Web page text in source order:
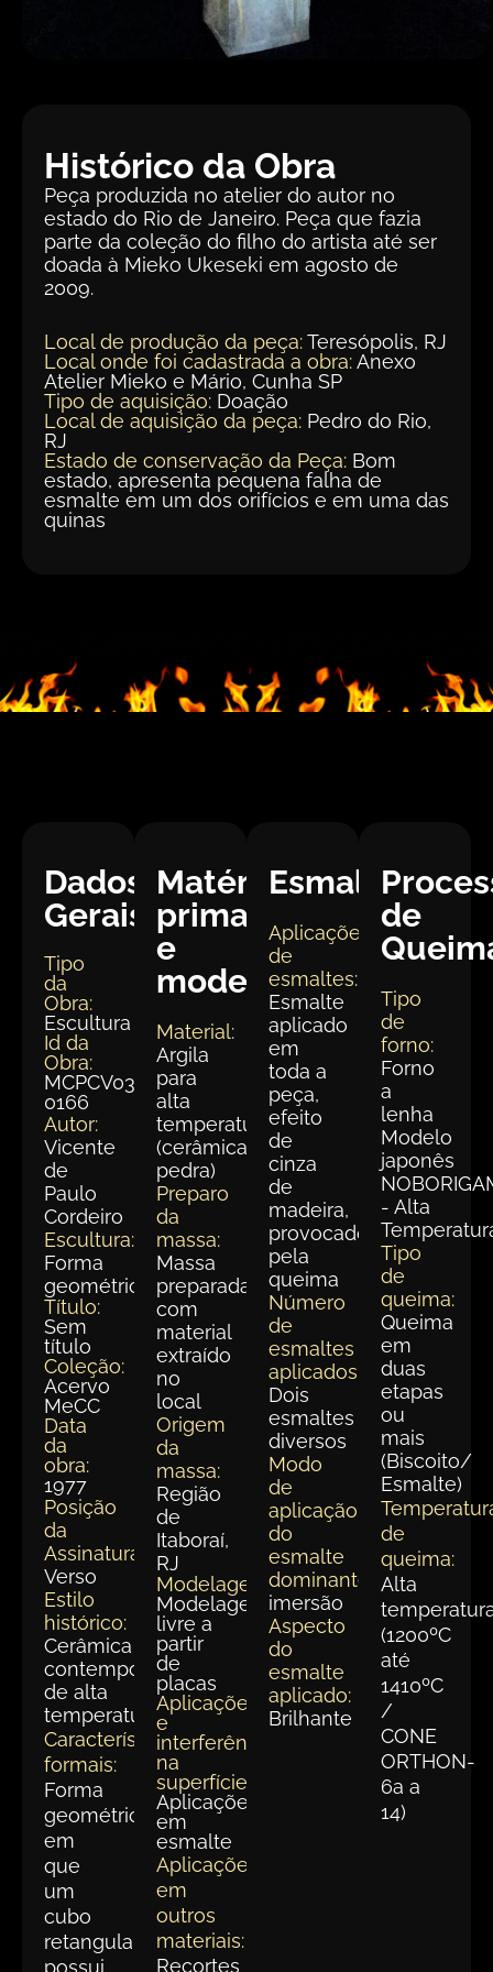
Histórico da Obra
Peça produzida no atelier do autor no
estado do Rio de Janeiro. Peça que fazia
parte da coleção do filho do artista até ser
doada à Mieko Ukeseki em agosto de
2009.
Local de produção da peça:Teresópolis, RJ
Local onde foi cadastrada a obra:Anexo
Atelier Mieko e Mário, Cunha SP
Tipo de aquisição: Doação
Local de aquisição da peça: Pedro do Rio,
RJ
Estado de conservação da Peça: Bom
estado, apresenta pequena falha de
esmalte em um dos orifícios e em uma das
quinas
Dados
Gerais:
Tipo
da
Obra:
Escultura
Id da
Obra:
MCPCV037-
0166
Autor:
Vicente
de
Paulo
Cordeiro
Escultura:
Forma
geométrica
Título:
Sem
título
Coleção:
Acervo
MeCC
Data
da
obra:
1977
Posição
da
Assinatura:
Verso
Estilo
histórico:
Cerâmica
contemporânea
de alta
temperatura.
Características
formais:
Forma
geométrica
em
que
um
cubo
retangular,
possui
Matéria
prima
e
modelagem
Material:
Argila
para
alta
temperatura
(cerâmica
pedra)
Preparo
da
massa:
Massa
preparada
com
material
extraído
no
local
Origem
da
massa:
Região
de
Itaboraí,
RJ
Modelagem:
Modelagem
livre a
partir
de
placas
Aplicações
e
interferências
na
superfície:
Aplicações
em
esmalte
Aplicações
em
outros
materiais:
Recortes
Esmaltação
Aplicações
de
esmaltes:
Esmalte
aplicado
em
toda a
peça,
efeito
de
cinza
de
madeira,
provocado
pela
queima
Número
de
esmaltes
aplicados:
Dois
esmaltes
diversos
Modo
de
aplicação
do
esmalte
dominante:
imersão
Aspecto
do
esmalte
aplicado:
Brilhante
de
Tipo
de
forno:
Forno
a
lenha
Modelo
japonês
- Alta
Tipo
de
queima:
Queima
em
duas
etapas
ou
mais
(Biscoito/
Esmalte)
de
queima:
Alta
(1200ºC
até
1410ºC
/
CONE
ORTHON-
6a a
14)